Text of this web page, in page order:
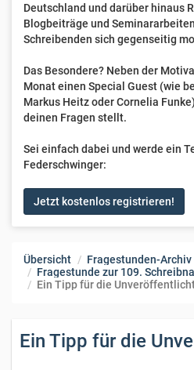
Deutschland und darüber hinaus
Blogbeiträge und
Schreibenden sich gegenseitig
Das Besondere? Neben der
Monat einen Special Guest (wie
Markus Heitz oder Cornelia
deinen Fragen stellt.
Sei einfach dabei und werde ein
Federschwinger:
Jetzt kostenlos registrieren!
Übersicht
Fragestunden-Archiv
Fragestunde zur 109.
Ein Tipp für die
Ein Tipp für die